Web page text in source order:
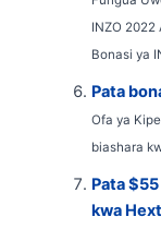
INZO
Bonasi ya
Pata
Ofa ya
biashara
Pata
kwa